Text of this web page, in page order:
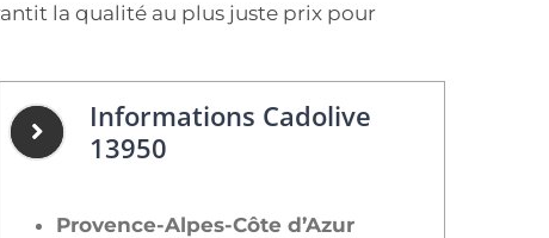
la qualité au plus juste prix pour
Informations Cadolive
13950
Provence-Alpes-Côte d’Azur